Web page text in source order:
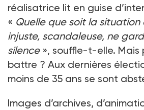
réalisatrice lit en guise
« Quelle que soit la
injuste, scandaleuse, ne
silence», souffle-t-elle. Mais
battre ? Aux dernières
moins de 35 ans se sont
Images d’archives,